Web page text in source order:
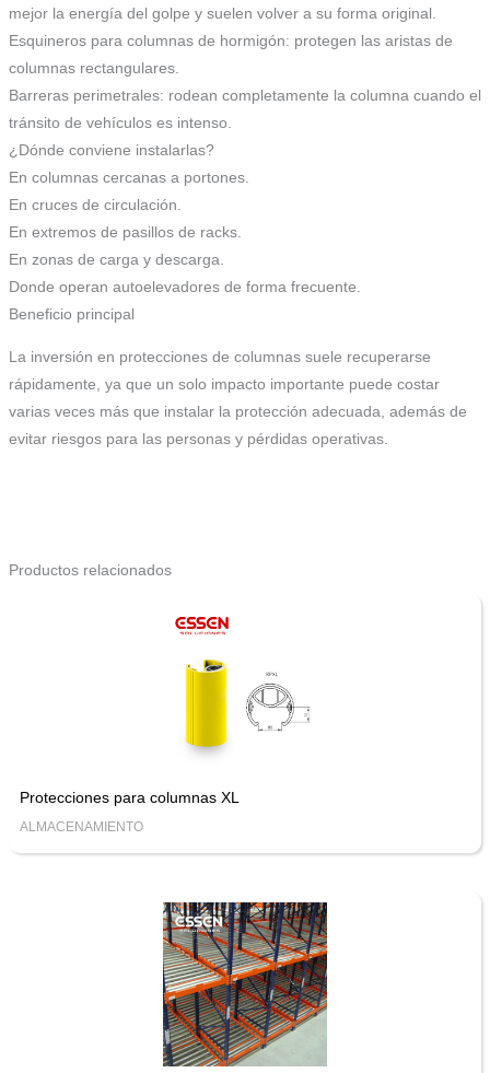
mejor la energía del golpe y suelen volver a su forma original.
Esquineros para columnas de hormigón: protegen las aristas de
columnas rectangulares.
Barreras perimetrales: rodean completamente la columna cuando el
tránsito de vehículos es intenso.
¿Dónde conviene instalarlas?
En columnas cercanas a portones.
En cruces de circulación.
En extremos de pasillos de racks.
En zonas de carga y descarga.
Donde operan autoelevadores de forma frecuente.
Beneficio principal
La inversión en protecciones de columnas suele recuperarse
rápidamente, ya que un solo impacto importante puede costar
varias veces más que instalar la protección adecuada, además de
evitar riesgos para las personas y pérdidas operativas.
Productos relacionados
Protecciones para columnas XL
ALMACENAMIENTO